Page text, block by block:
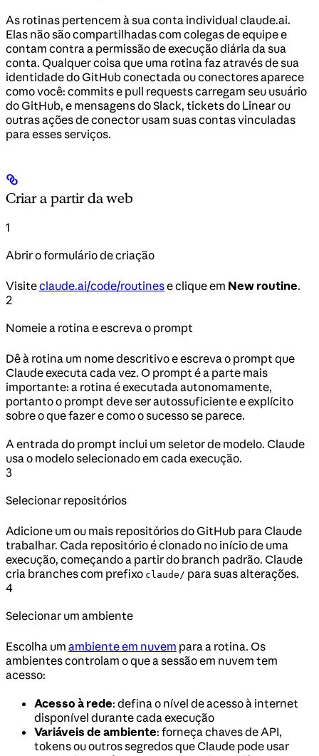
As rotinas pertencem à sua conta individual claude.ai.
Elas não são compartilhadas com colegas de equipe e
contam contra a permissão de execução diária da sua
conta. Qualquer coisa que uma rotina faz através de sua
identidade do GitHub conectada ou conectores aparece
como você: commits e pull requests carregam seu usuário
do GitHub, e mensagens do Slack, tickets do Linear ou
outras ações de conector usam suas contas vinculadas
para esses serviços.
Criar a partir da web
1
Abrir o formulário de criação
Visiteclaude.ai/code/routinese clique em New routine.
2
Nomeie a rotina e escreva o prompt
Dê à rotina um nome descritivo e escreva o prompt que
Claude executa cada vez. O prompt é a parte mais
importante: a rotina é executada autonomamente,
portanto o prompt deve ser autossuficiente e explícito
sobre o que fazer e como o sucesso se parece.
A entrada do prompt inclui um seletor de modelo. Claude
usa o modelo selecionado em cada execução.
3
Selecionar repositórios
Adicione um ou mais repositórios do GitHub para Claude
trabalhar. Cada repositório é clonado no início de uma
execução, começando a partir do branch padrão. Claude
cria branches com prefixo claude/ para suas alterações.
4
Selecionar um ambiente
Escolha um ambiente em nuvem para a rotina. Os
ambientes controlam o que a sessão em nuvem tem
acesso:
Acesso à rede: defina o nível de acesso à internet
disponível durante cada execução
Variáveis de ambiente: forneça chaves de API,
tokens ou outros segredos que Claude pode usar